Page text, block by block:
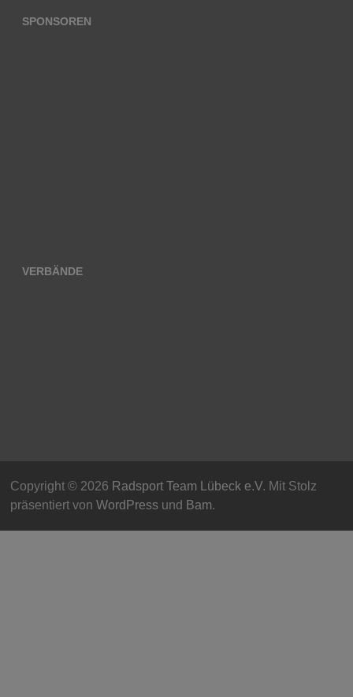
SPONSOREN
VERBÄNDE
Copyright © 2026 Radsport Team Lübeck e.V. Mit Stolz
präsentiert von WordPressund Bam.